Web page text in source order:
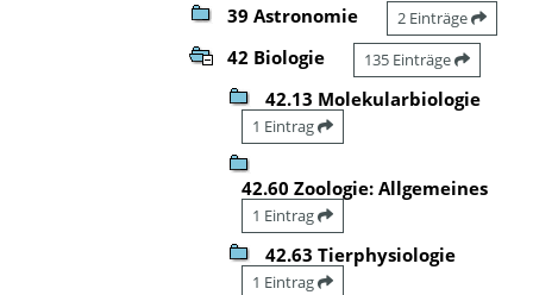
39 Astronomie 2 Einträge
42 Biologie 135 Einträge
42.13 Molekularbiologie
1 Eintrag
42.60 Zoologie: Allgemeines
1 Eintrag
42.63 Tierphysiologie
1 Eintrag